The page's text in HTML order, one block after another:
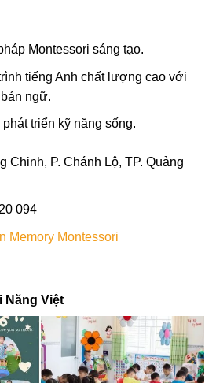
Montessori sáng tạo.
tiếng Anh chất lượng cao với
ngữ.
triển kỹ năng sống.
Chinh, P. Chánh Lộ, TP. Quảng
094
Memory Montessori
Năng Việt